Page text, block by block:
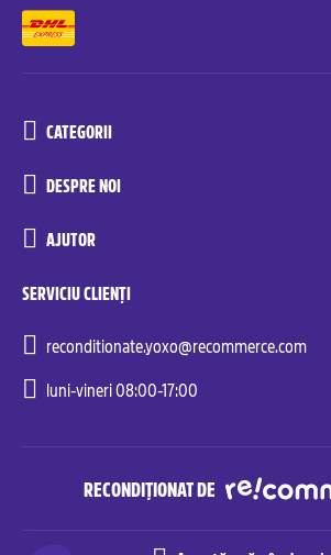
CATEGORII
DESPRE NOI
AJUTOR
SERVICIU CLIENȚI
reconditionate.yoxo@recommerce.com
luni-vineri 08:00-17:00
RECONDIȚIONAT DE